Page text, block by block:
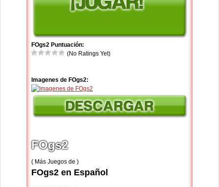
FOgs2 Puntuación:
(No Ratings Yet)
Imagenes de FOgs2:
FOgs2
( Más Juegos de )
FOgs2 en Español